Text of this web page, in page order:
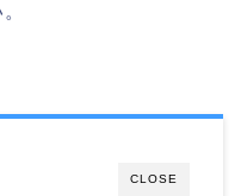
CLOSE